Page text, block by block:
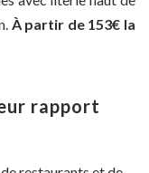
À partir de 153€ la
rapport